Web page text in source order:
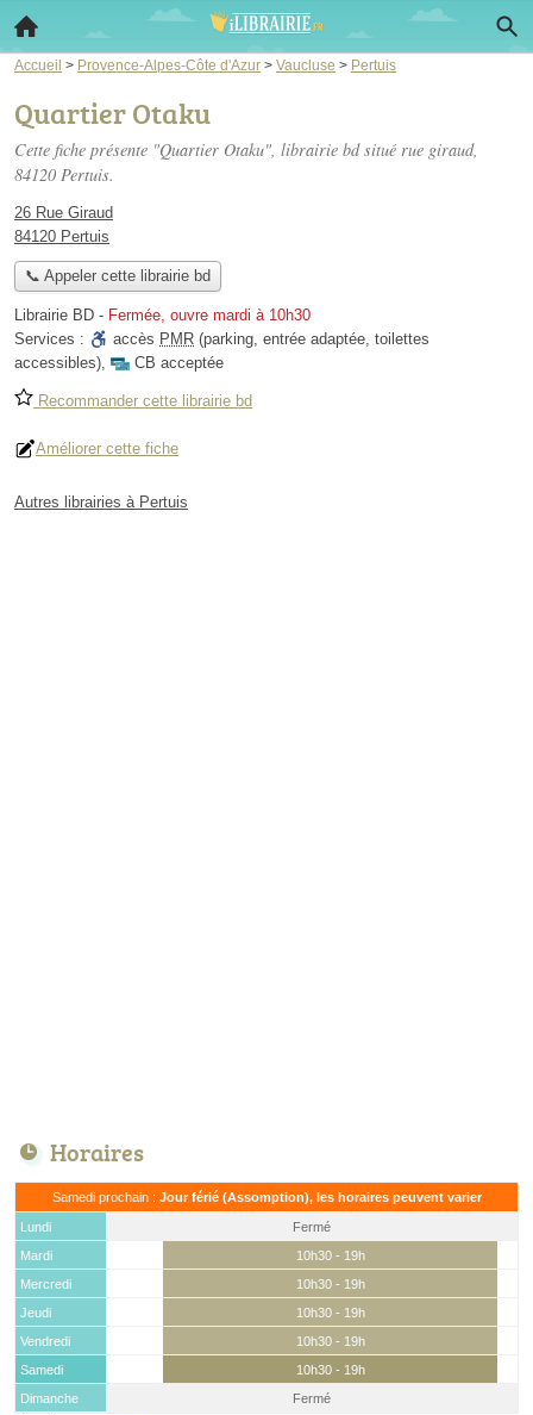
Accueil > Provence-Alpes-Côte d'Azur > Vaucluse > Pertuis
Quartier Otaku
Cette fiche présente "Quartier Otaku", librairie bd situé rue giraud,
84120 Pertuis.
26 Rue Giraud
84120 Pertuis
📞 Appeler cette librairie bd
Librairie BD - Fermée, ouvre mardi à 10h30
Services :
accès PMR (parking, entrée adaptée, toilettes
accessibles), CB acceptée
Recommander cette librairie bd
Améliorer cette fiche
Autres librairies à Pertuis
Horaires
Samedi prochain : Jour férié (Assomption), les horaires peuvent varier
Lundi
Fermé
Mardi
10h30 - 19h
Mercredi
10h30 - 19h
Jeudi
10h30 - 19h
Vendredi
10h30 - 19h
Samedi
10h30 - 19h
Dimanche
Fermé